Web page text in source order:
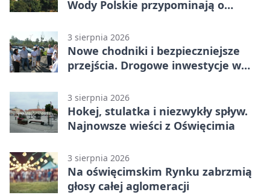
Wody Polskie przypominają o
3 sierpnia 2026
Nowe chodniki i bezpieczniejsze
przejścia. Drogowe inwestycje w
3 sierpnia 2026
Hokej, stulatka i niezwykły spływ.
Najnowsze wieści z Oświęcimia
3 sierpnia 2026
Na oświęcimskim Rynku zabrzmią
głosy całej aglomeracji